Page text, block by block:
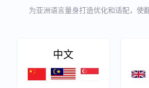
为亚洲语言量身打造优化和适配，使
中文